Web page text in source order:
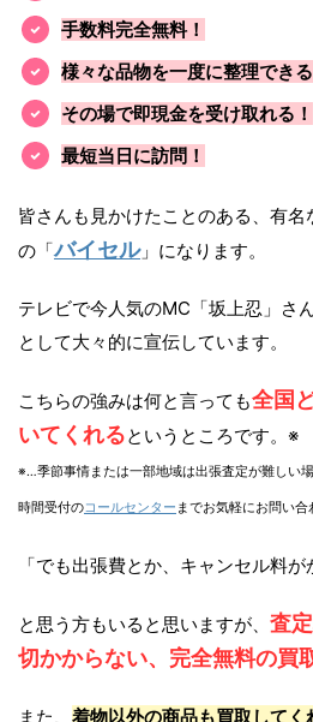
手数料完全無料！
様々な品物を一度に整理できる
その場で即現金を受け取れる！
最短当日に訪問！
皆さんも見かけたことのある、有
の「バイセル」になります。
テレビで今人気のMC「坂上忍」さ
として大々的に宣伝しています。
こちらの強みは何と言っても全国
いてくれるというところです。※
※…季節事情または一部地域は出張査定が難しい
時間受付のコールセンター までお気軽にお問い合
「でも出張費とか、キャンセル料が
と思う方もいると思いますが、 査
切かからない、完全無料の買
また、 着物以外の商品も買取してく